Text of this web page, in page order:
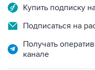
Купить подписку
Подписаться на
Получать
канале